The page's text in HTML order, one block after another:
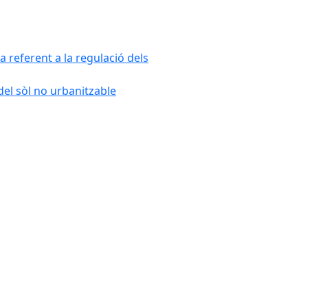
referent a la regulació dels
sòl no urbanitzable